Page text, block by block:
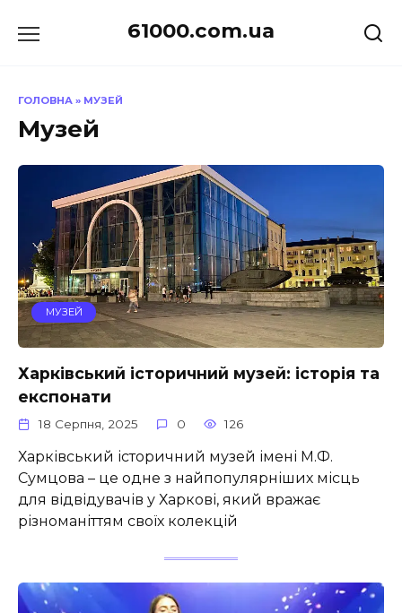
до
61000.com.ua
ГОЛОВНА » МУЗЕЙ
Музей
МУЗЕЙ
Харківський історичний музей: історія та
експонати
18 Серпня, 2025 0 126
Харківський історичний музей імені М.Ф.
Сумцова – це одне з найпопулярніших місць
для відвідувачів у Харкові, який вражає
різноманіттям своїх колекцій